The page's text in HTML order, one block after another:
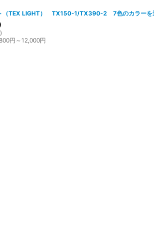
（TEX LIGHT） TX150-1/TX390-2 7色のカラーを
)
円 ～12,000円